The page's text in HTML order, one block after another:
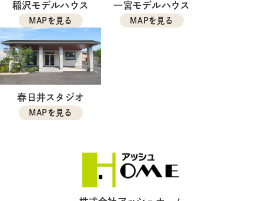
稲沢モデルハウス
MAPを見る
一宮モデルハウス
MAPを見る
春日井スタジオ
MAPを見る